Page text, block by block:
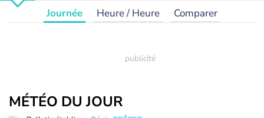
Journée Heure / Heure Comparer
MÉTÉO DU JOUR